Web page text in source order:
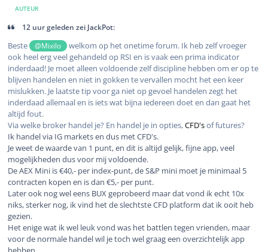
AUTEUR
12 uur geleden zei JackPot:
Beste @Mixilo
welkom op het onetime forum. Ik heb zelf vroeger
ook heel erg veel gehandeld op RSI en is vaak een prima indicator
inderdaad! Je moet alleen voldoende zelf discipline hebben om er op te
blijven handelen en niet in gokken te vervallen mocht het een keer
mislukken. Je laatste tip voor ga niet op gevoel handelen zegt het
inderdaad allemaal en is iets wat bijna iedereen doet en dan gaat het
altijd fout.
Via welke broker handel je? En handel je in opties,CFD'sof futures?
Ik handel via IG markets en dus met CFD's.
Je weet de waarde van 1 punt, en dit is altijd gelijk, fijne app, veel
mogelijkheden dus voor mij voldoende.
De AEX Mini is €40,- per index-punt, de S&P mini moet je minimaal 5
contracten kopen en is dan €5,- per punt.
Later ook nog wel eens BUX geprobeerd maar dat vond ik echt 10x
niks, sterker nog, ik vind het de slechtste CFD platform dat ik ooit heb
gezien.
Het enige wat ik wel leuk vond was het battlen tegen vrienden, maar
voor de normale handel wil je toch wel graag een overzichtelijk app